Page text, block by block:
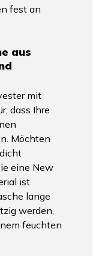
fest an
aus
mit
dass Ihre
Möchten
eine New
ist
lange
werden,
feuchten